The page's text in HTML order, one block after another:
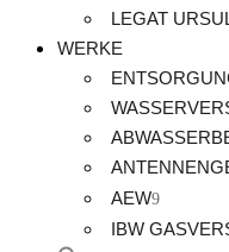
LEGAT
WERKE
AEW
IBW